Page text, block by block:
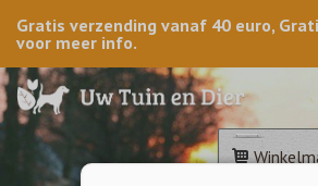
Gratis verzending vanaf 40 euro,
voor meer info.